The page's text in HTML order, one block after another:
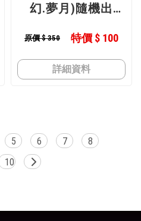
幻.夢月)隨機出
夢月)
原價 $ 350 特價 $ 100
詳細資料
5 6 7
8
10